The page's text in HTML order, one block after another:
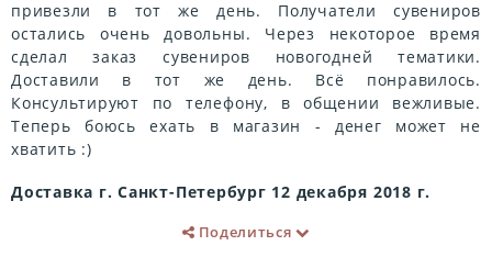
привезли в тот же день. Получатели сувениров
остались очень довольны. Через некоторое время
сделал заказ сувениров новогодней тематики.
Доставили в тот же день. Всё понравилось.
Консультируют по телефону, в общении вежливые.
Теперь боюсь ехать в магазин - денег может не
хватить :)
Доставка г. Санкт-Петербург 12 декабря 2018 г.
Поделиться